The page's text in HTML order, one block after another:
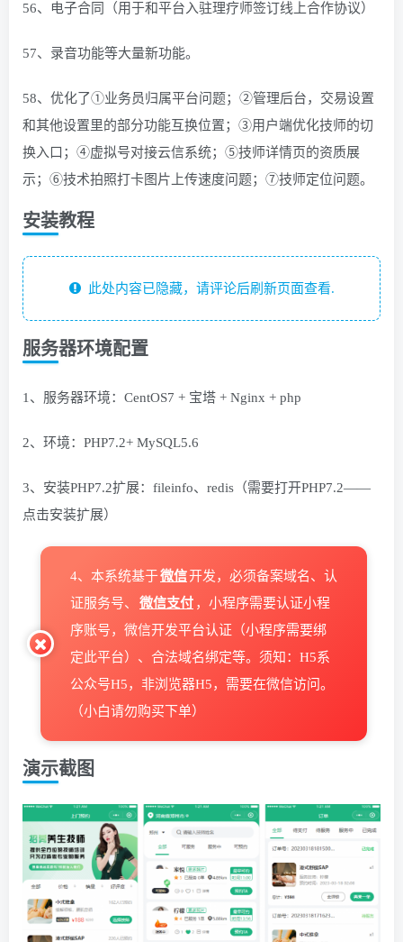
56、电子合同（用于和平台入驻理疗师签订线上合作协议）
57、录音功能等大量新功能。
58、优化了①业务员归属平台问题；②管理后台，交易设置
和其他设置里的部分功能互换位置；③用户端优化技师的切
换入口；④虚拟号对接云信系统；⑤技师详情页的资质展
示；⑥技术拍照打卡图片上传速度问题；⑦技师定位问题。
安装教程
此处内容已隐藏，请评论后刷新页面查看.
服务器环境配置
1、服务器环境：CentOS7 + 宝塔 + Nginx + php
2、环境：PHP7.2+ MySQL5.6
3、安装PHP7.2扩展：fileinfo、redis（需要打开PHP7.2——
点击安装扩展）
4、本系统基于微信开发，必须备案域名、认
证服务号、
微信支付 ，小程序需要认证小程
序账号，微信开发平台认证（小程序需要绑
定此平台）、合法域名绑定等。须知：H5系
公众号H5，非浏览器H5，需要在微信访问。
（小白请勿购买下单）
演示截图